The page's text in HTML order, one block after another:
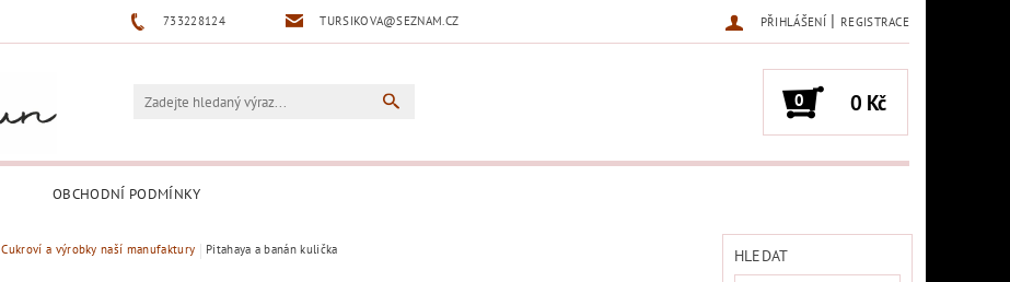
733228124 TURSIKOVA@SEZNAM.CZ PŘIHLÁŠENÍ | REGISTRACE
0 0 Kč
OBCHODNÍ PODMÍNKY
Cukroví a výrobky naší manufaktury Pitahaya a banán kulička HLEDAT